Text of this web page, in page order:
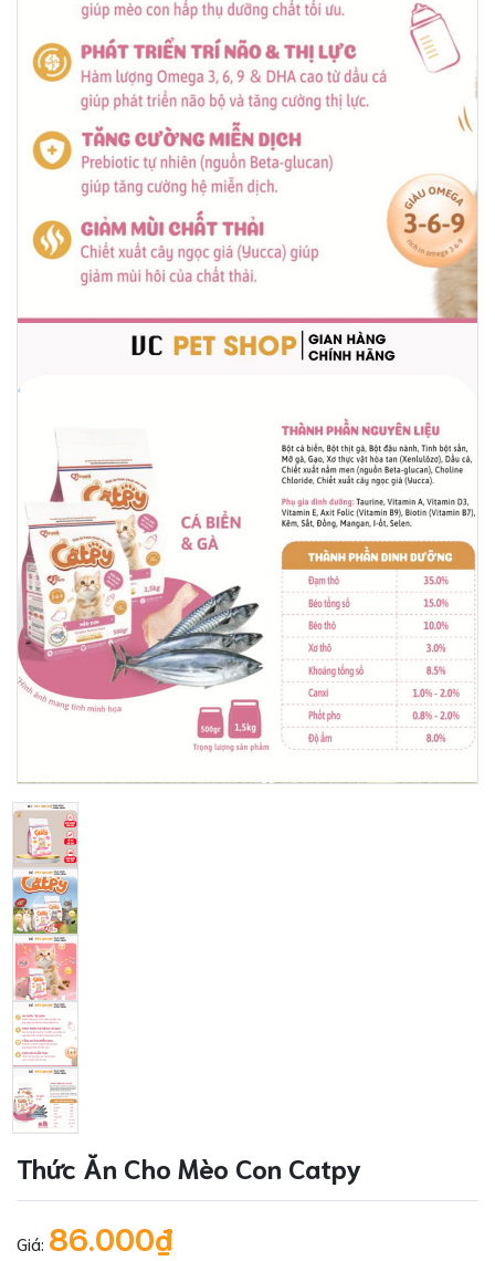
Thức Ăn Cho Mèo Con Catpy
Giá: 86.000₫